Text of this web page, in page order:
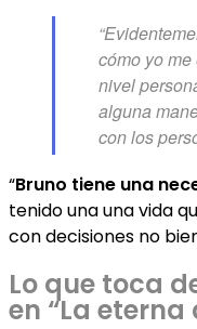
cómo yo me
nivel
alguna
con los
“Bruno tiene una
tenido una una vida
con decisiones no
Lo que toca
en “La